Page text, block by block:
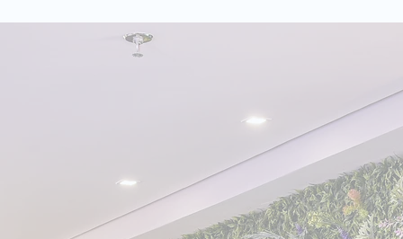
Liderança estratégica e humana: a visão
de Letícia Carvalho Amante